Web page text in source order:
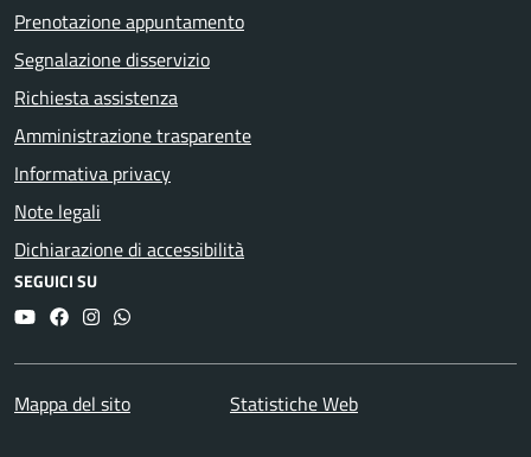
Prenotazione appuntamento
Segnalazione disservizio
Richiesta assistenza
Amministrazione trasparente
Informativa privacy
Note legali
Dichiarazione di accessibilità
SEGUICI SU
YouTubeFacebookInstagram
Whatsapp
Mappa del sito Statistiche Web